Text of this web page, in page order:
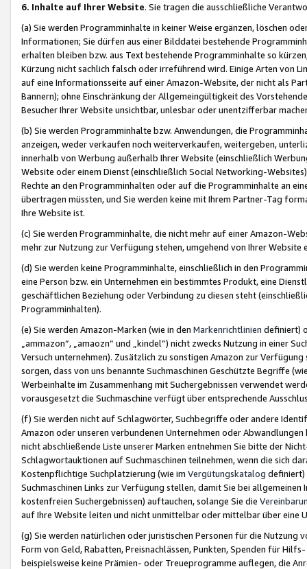
6. Inhalte auf Ihrer Website. Sie tragen die ausschließliche
(a) Sie werden Programminhalte in keiner Weise ergänzen, löschen
Informationen; Sie dürfen aus einer Bilddatei bestehende
erhalten bleiben bzw. aus Text bestehende Programminhalte so
Kürzung nicht sachlich falsch oder irreführend wird. Einige Arten von
auf eine Informationsseite auf einer Amazon-Website, der nicht als
Bannern); ohne Einschränkung der Allgemeingültigkeit des
Besucher Ihrer Website unsichtbar, unlesbar oder unentzifferbar
(b) Sie werden Programminhalte bzw. Anwendungen, die
anzeigen, weder verkaufen noch weiterverkaufen, weitergeben,
innerhalb von Werbung außerhalb Ihrer Website (einschließlich
Website oder einem Dienst (einschließlich Social Networking-
Rechte an den Programminhalten oder auf die Programminhalte an
übertragen müssten, und Sie werden keine mit Ihrem Partner-Tag
Ihre Website ist.
(c) Sie werden Programminhalte, die nicht mehr auf einer Amazon-
mehr zur Nutzung zur Verfügung stehen, umgehend von Ihrer
(d) Sie werden keine Programminhalte, einschließlich in den
eine Person bzw. ein Unternehmen ein bestimmtes Produkt, eine
geschäftlichen Beziehung oder Verbindung zu diesen steht
Programminhalten).
(e) Sie werden Amazon-Marken (wie in den Markenrichtlinien definiert)
„ammazon“, „amaozn“ und „kindel“) nicht zwecks Nutzung in einer
Versuch unternehmen). Zusätzlich zu sonstigen Amazon zur
sorgen, dass von uns benannte Suchmaschinen Geschützte Begriffe
Werbeinhalte im Zusammenhang mit Suchergebnissen verwendet
vorausgesetzt die Suchmaschine verfügt über entsprechende
(f) Sie werden nicht auf Schlagwörter, Suchbegriffe oder andere
Amazon oder unseren verbundenen Unternehmen oder
nicht abschließende Liste unserer Marken entnehmen Sie bitte der
Schlagwortauktionen auf Suchmaschinen teilnehmen, wenn die sich
Kostenpflichtige Suchplatzierung (wie im Vergütungskatalog definiert)
Suchmaschinen Links zur Verfügung stellen, damit Sie bei
kostenfreien Suchergebnissen) auftauchen, solange Sie die
auf Ihre Website leiten und nicht unmittelbar oder mittelbar über eine
(g) Sie werden natürlichen oder juristischen Personen für die Nutzung
Form von Geld, Rabatten, Preisnachlässen, Punkten, Spenden für
beispielsweise keine Prämien- oder Treueprogramme auflegen, die